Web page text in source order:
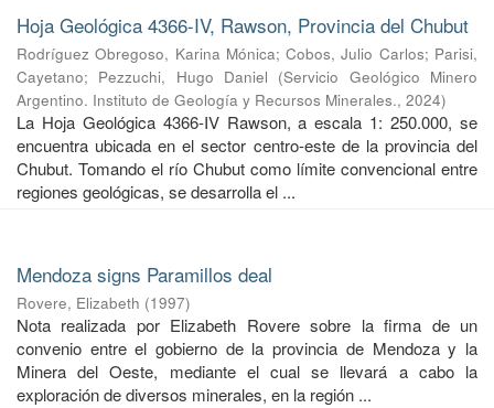
Hoja Geológica 4366-IV, Rawson, Provincia del Chubut
Rodríguez Obregoso, Karina Mónica;Cobos, Julio Carlos; Parisi,
Cayetano; Pezzuchi, Hugo Daniel (Servicio Geológico Minero
Argentino. Instituto de Geología y Recursos Minerales., 2024)
La Hoja Geológica 4366-IV Rawson, a escala 1: 250.000, se
encuentra ubicada en el sector centro-este de la provincia del
Chubut. Tomando el río Chubut como límite convencional entre
regiones geológicas, se desarrolla el ...
Mendoza signs Paramillos deal
Rovere, Elizabeth (1997)
Nota realizada por Elizabeth Rovere sobre la firma de un
convenio entre el gobierno de la provincia de Mendoza y la
Minera del Oeste, mediante el cual se llevará a cabo la
exploración de diversos minerales, en la región ...